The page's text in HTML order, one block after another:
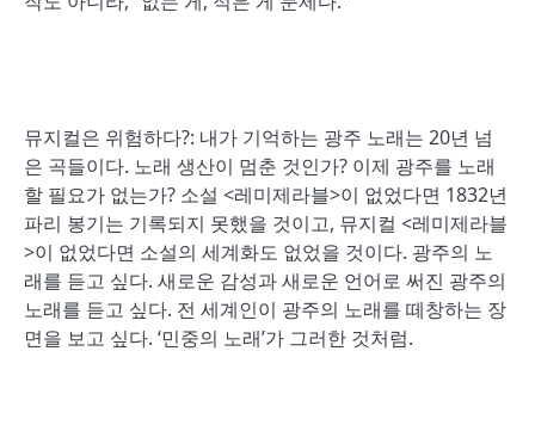
뮤지컬은 위험하다?: 내가 기억하는 광주 노래는 20년 넘
은 곡들이다. 노래 생산이 멈춘 것인가? 이제 광주를 노래
할 필요가 없는가? 소설 <레미제라블>이 없었다면 1832년
파리 봉기는 기록되지 못했을 것이고, 뮤지컬 <레미제라블
>이 없었다면 소설의 세계화도 없었을 것이다. 광주의 노
래를 듣고 싶다. 새로운 감성과 새로운 언어로 써진 광주의
노래를 듣고 싶다. 전 세계인이 광주의 노래를 떼창하는 장
면을 보고 싶다. ‘민중의 노래’가 그러한 것처럼.